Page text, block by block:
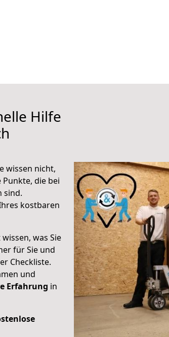
Hilfe
wissen nicht,
die bei
sind.
kostbaren
was Sie
für Sie und
Checkliste.
und
Erfahrung in